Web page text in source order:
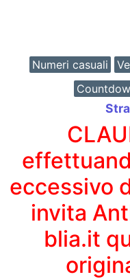
Numeri casuali
eccessivo
invita
blia.it